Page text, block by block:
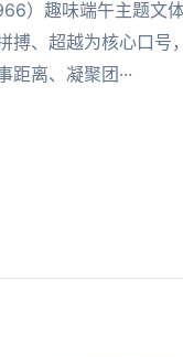
）趣味端午主题文
搏、超越为核心口号
距离、凝聚团···